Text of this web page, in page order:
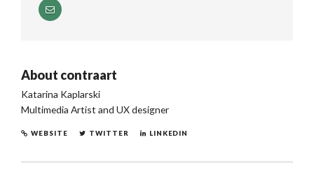
About contraart
Katarina Kaplarski
Multimedia Artist and UX designer
WEBSITE TWITTER LINKEDIN